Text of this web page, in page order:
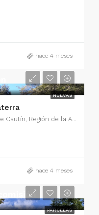
hace 4 meses
NUEVAS
Los Nevados, Pucón, Provincia de Cautín, Región de la Araucanía, Chile
hace 4 meses
PARCELAS